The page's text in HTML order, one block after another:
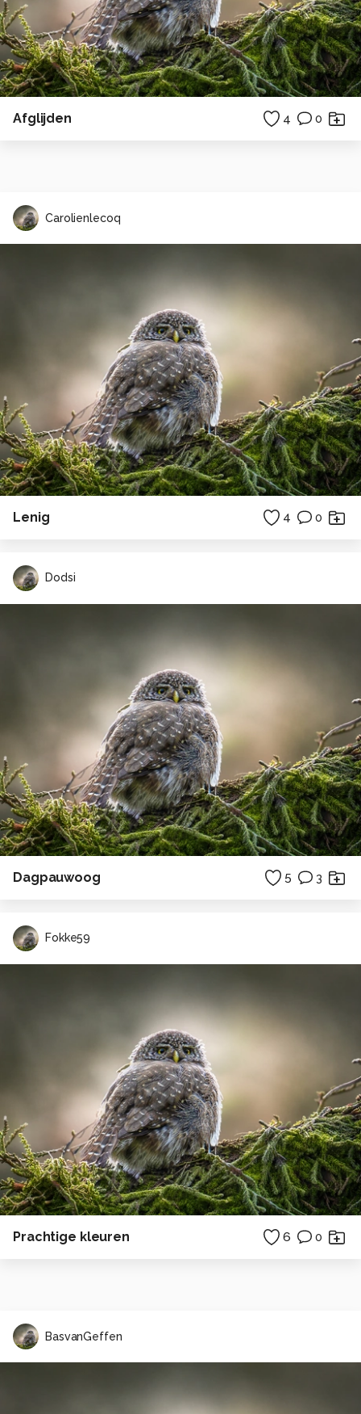
Afglijden 4 0
Carolienlecoq
Lenig 4 0
Dodsi
Dagpauwoog 5 3
Fokke59
Prachtige kleuren 6 0
BasvanGeffen